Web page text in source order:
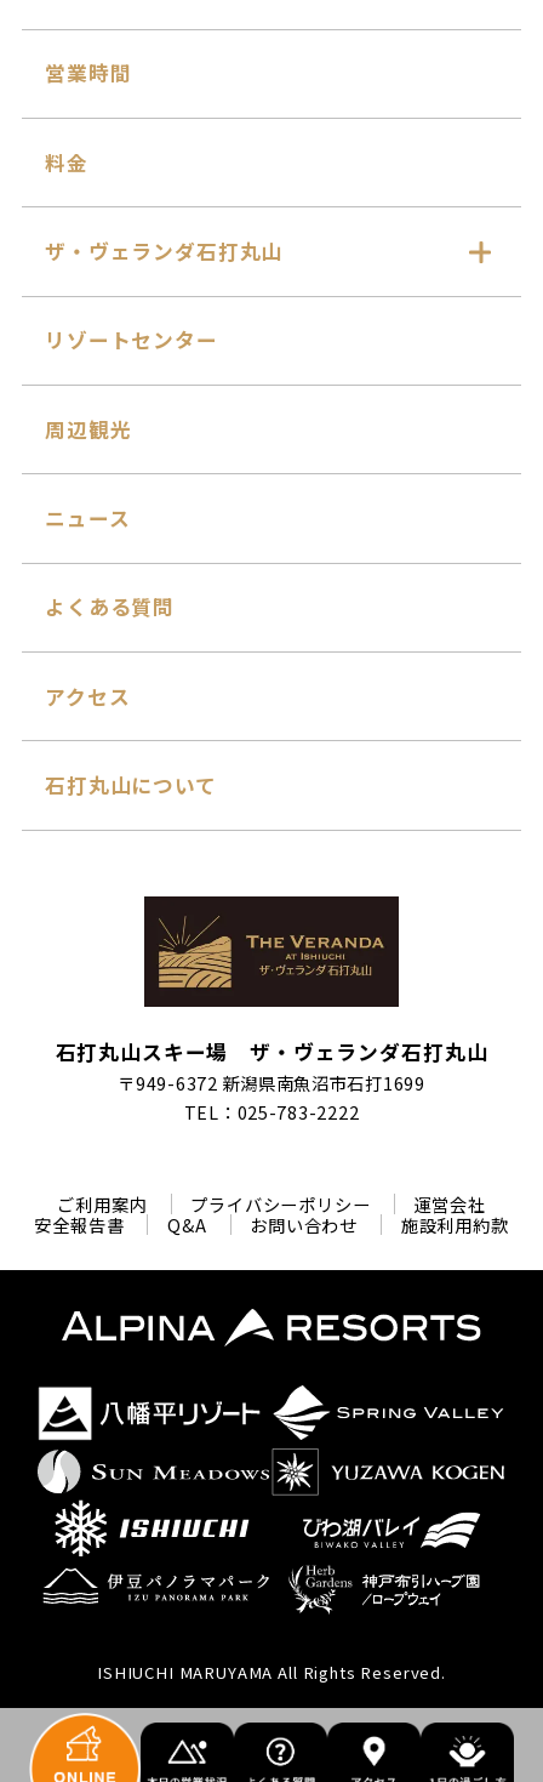
営業時間
料金
ザ・ヴェランダ石打丸山
リゾートセンター
周辺観光
ニュース
よくある質問
アクセス
石打丸山について
石打丸山スキー場 ザ・ヴェランダ石打丸山
〒949-6372 新潟県南魚沼市石打1699
TEL：025-783-2222
ご利用案内 プライバシーポリシー
運営会社
安全報告書
Q&A お問い合わせ 施設利用約款
ISHIUCHI MARUYAMA All Rights Reserved.